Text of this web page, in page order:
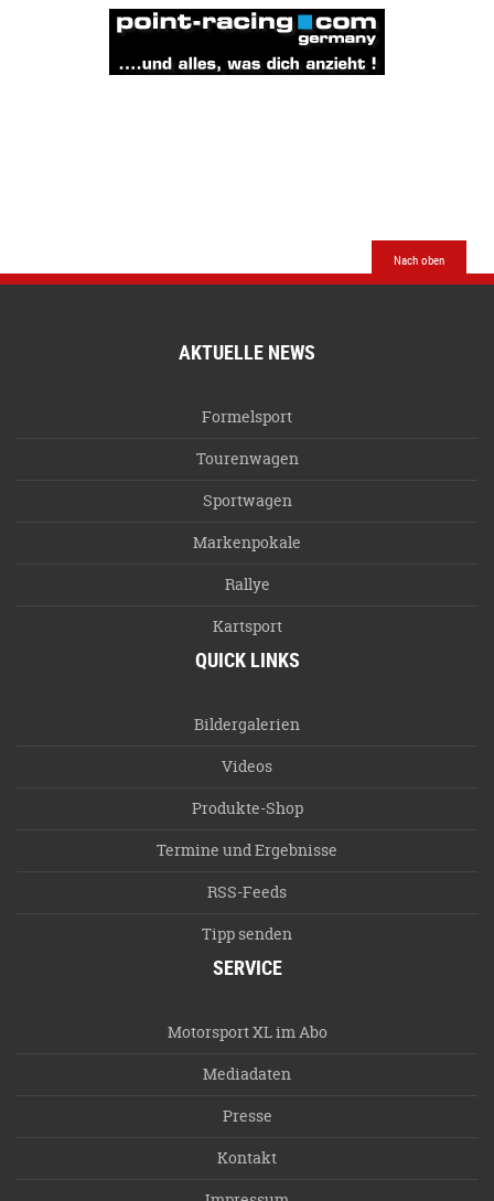
Nach oben
AKTUELLE NEWS
Formelsport
Tourenwagen
Sportwagen
Markenpokale
Rallye
Kartsport
QUICK LINKS
Bildergalerien
Videos
Produkte-Shop
Termine und Ergebnisse
RSS-Feeds
Tipp senden
SERVICE
Motorsport XL im Abo
Mediadaten
Presse
Kontakt